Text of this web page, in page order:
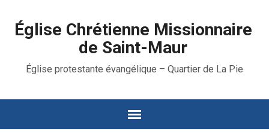
Église Chrétienne Missionnaire
de Saint-Maur
Église protestante évangélique – Quartier de La Pie